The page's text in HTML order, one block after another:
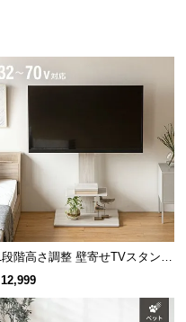
段階高さ調整 壁寄せTVスタンド
ャスター付き 上下左右角度調節
12,999